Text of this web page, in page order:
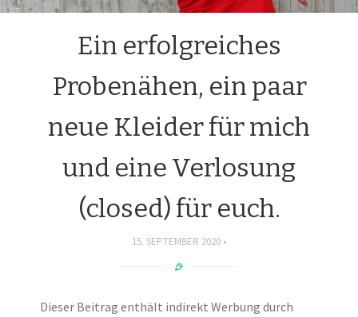
Ein erfolgreiches
Probenähen, ein paar
neue Kleider für mich
und eine Verlosung
(closed) für euch.
15. SEPTEMBER 2020
Dieser Beitrag enthält indirekt Werbung durch